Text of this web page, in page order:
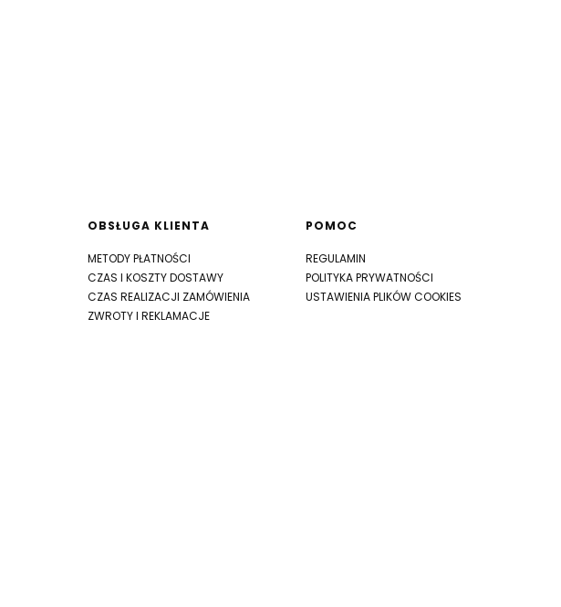
OBSŁUGA KLIENTA
METODY PŁATNOŚCI
CZAS I KOSZTY DOSTAWY
CZAS REALIZACJI ZAMÓWIENIA
ZWROTY I REKLAMACJE
POMOC
REGULAMIN
POLITYKA PRYWATNOŚCI
USTAWIENIA PLIKÓW COOKIES